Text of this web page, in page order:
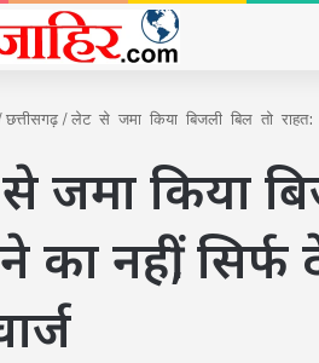
छत्तीसगढ़/लेट से जमा किया बिजली बिल तो
जमा किया
का नहीं, सिर्फ